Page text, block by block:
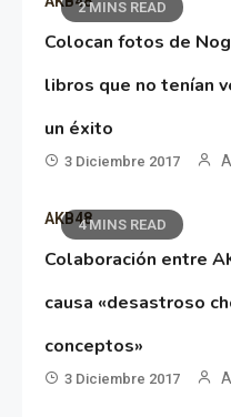
2 MINS READ
Colocan fotos de
libros que no tenían
un éxito
3 Diciembre 2017
4 MINS READ
AKB48
Colaboración entre
causa «desastroso
conceptos»
3 Diciembre 2017